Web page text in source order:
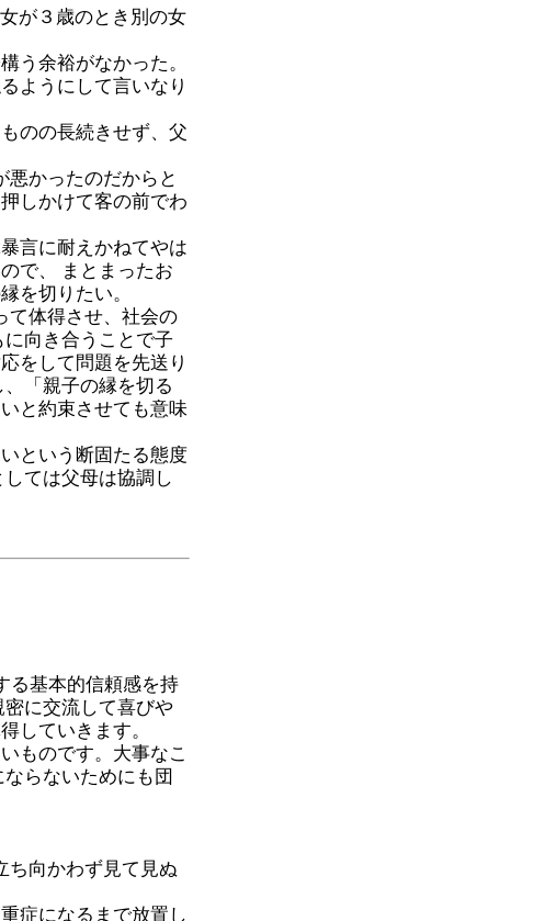
が３歳のとき別の女
う余裕がなかった。
ようにして言いなり
のの長続きせず、父
悪かったのだからと
しかけて客の前でわ
言に耐えかねてやは
で、 まとまったお
を切りたい。
て体得させ、社会の
向き合うことで子
をして問題を先送り
「親子の縁を切る
と約束させても意味
という断固たる態度
ては父母は協調し
る基本的信頼感を持
に交流して喜びや
していきます。
ものです。大事なこ
らないためにも団
ち向かわず見て見ぬ
症になるまで放置し